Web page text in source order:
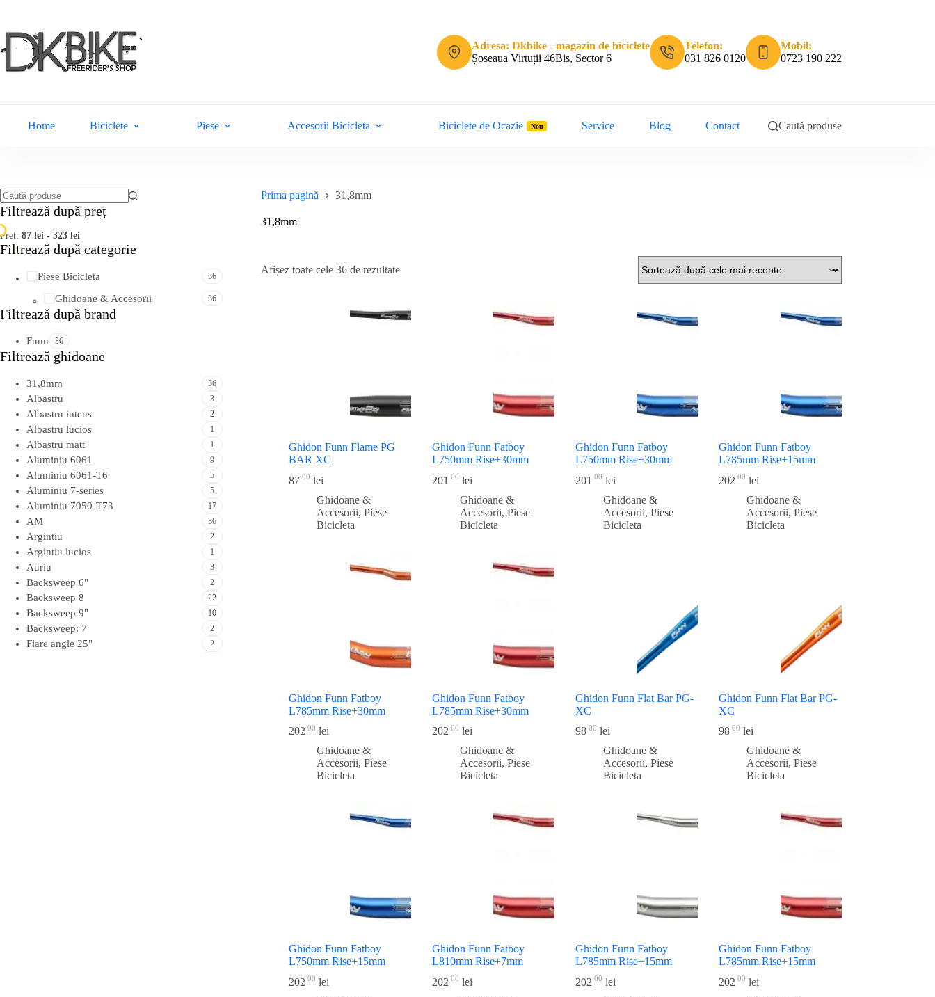
conținut
Adresa: Dkbike - magazin de biciclete
Șoseaua Virtuții 46Bis, Sector 6
Telefon:
031 826 0120
Mobil:
0723 190 222
Home Biciclete Piese Accesorii Bicicleta Biciclete de Ocazie Nou Service Blog Contact Caută produse
Prima pagină 31,8mm
31,8mm
Afișez toate cele 36 de rezultateSortat
recente
Ghidon Funn Flame PG
BAR XC
8700 lei
Ghidoane &
Accesorii, Piese
Bicicleta
Ghidon Funn Fatboy
L750mm Rise+30mm
201 00 lei
Ghidoane &
Accesorii,Piese
Bicicleta
Ghidon Funn Fatboy
L750mm Rise+30mm
201 00 lei
Ghidoane &
Accesorii,Piese
Bicicleta
Ghidon Funn Fatboy
L785mm Rise+15mm
202 00 lei
Ghidoane &
Accesorii,Piese
Bicicleta
Ghidon Funn Fatboy
L785mm Rise+30mm
202 00 lei
Ghidoane &
Accesorii, Piese
Bicicleta
Ghidon Funn Fatboy
L785mm Rise+30mm
202 00 lei
Ghidoane &
Accesorii,Piese
Bicicleta
Ghidon Funn Flat Bar PG-
XC
98 00 lei
Ghidoane &
Accesorii,Piese
Bicicleta
Ghidon Funn Flat Bar PG-
XC
98 00 lei
Ghidoane &
Accesorii,Piese
Bicicleta
Ghidon Funn Fatboy
L750mm Rise+15mm
202 00 lei
Ghidon Funn Fatboy
L810mm Rise+7mm
202 00 lei
Ghidon Funn Fatboy
L785mm Rise+15mm
202 00 lei
Ghidon Funn Fatboy
L785mm Rise+15mm
202 00 lei
Niciun
Filtreazǎ dupǎ preț
Pret: 87 lei - 323 lei
Filtreazǎ dupǎ categorie
Piese Bicicleta 36
Ghidoane & Accesorii 36
Filtreazǎ dupǎ brand
Funn 36
Filtreazǎ ghidoane
31,8mm 36
Albastru 3
Albastru intens 2
Albastru lucios 1
Albastru matt 1
Aluminiu 6061 9
Aluminiu 6061-T6 5
Aluminiu 7-series 5
Aluminiu 7050-T73 17
AM 36
Argintiu 2
Argintiu lucios 1
Auriu 3
Backsweep 6" 2
Backsweep 8 22
Backsweep 9" 10
Backsweep: 7 2
Flare angle 25" 2